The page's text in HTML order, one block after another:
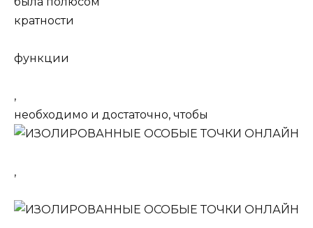
кратности
функции
,
необходимо и достаточно, чтобы
,